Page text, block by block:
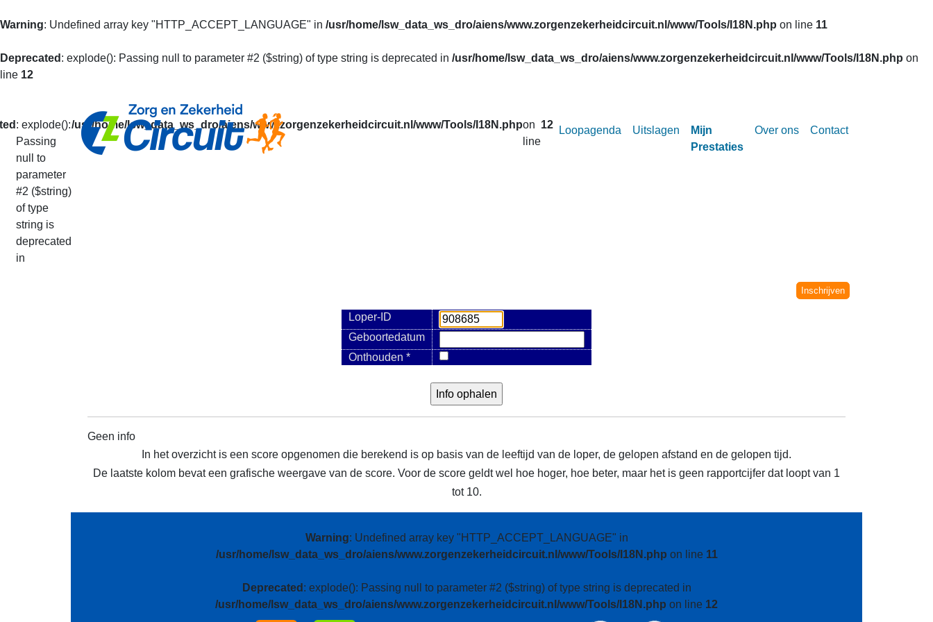
Warning: Undefined array key "HTTP_ACCEPT_LANGUAGE" in /usr/home/lsw_data_ws_dro/aiens/www.zorgenzekerheidcircuit.nl/www/Tools/I18N.php on line 11
Deprecated : explode(): Passing null to parameter #2 ($string) of type string is deprecated in /usr/home/lsw_data_ws_dro/aiens/www.zorgenzekerheidcircuit.nl/www/Tools/I18N.php on
line 12
: explode():
Passing
null to
parameter
#2 ($string)
of type
string is
deprecated
in
/usr/home/lsw_data_ws_dro/aiens/www.zorgenzekerheidcircuit.nl/www/Tools/I18N.phpon
line
12 Loopagenda Uitslagen
Mijn
Prestaties
Over ons Contact
Inschrijven
Loper-ID
Geboortedatum
Onthouden *
Geen info
In het overzicht is een score opgenomen die berekend is op basis van de leeftijd van de loper, de gelopen afstand en de gelopen tijd.
De laatste kolom bevat een grafische weergave van de score. Voor de score geldt wel hoe hoger, hoe beter, maar het is geen rapportcijfer dat loopt van 1
tot 10.
Warning: Undefined array key "HTTP_ACCEPT_LANGUAGE" in
/usr/home/lsw_data_ws_dro/aiens/www.zorgenzekerheidcircuit.nl/www/Tools/I18N.php on line 11
Deprecated : explode(): Passing null to parameter #2 ($string) of type string is deprecated in
/usr/home/lsw_data_ws_dro/aiens/www.zorgenzekerheidcircuit.nl/www/Tools/I18N.php on line 12